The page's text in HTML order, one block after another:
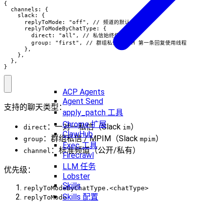
ACP Agents
Agent Send
apply_patch 工具
Chrome 扩展
ClawHub
Exec 工具
Firecrawl
LLM 任务
Lobster
Skills
Skills 配置
{
  channels: {
    slack: {
      replyToMode: "off", // 频道的默认值
      replyToModeByChatType: {
        direct: "all", // 私信始终使用线程
        group: "first", // 群组私信/MPIM 第一条回复使用线程
      },
    },
  },
}
支持的聊天类型：
direct ：一对一私信（Slack im）
group ：群组私信 / MPIM（Slack mpim）
channel ：标准频道（公开/私有）
优先级：
replyToModeByChatType.<chatType>
replyToMode